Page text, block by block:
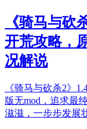
《骑马与砍
开荒攻略，
况解说
《骑马与砍杀2》
版无mod，追求最
滋滋，一步步发展